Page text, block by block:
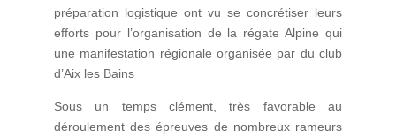
préparation logistique ont vu se concrétiser leurs
efforts pour l’organisation de la régate Alpine qui
une manifestation régionale organisée par du club
d’Aix les Bains
Sous un temps clément, très favorable au
déroulement des épreuves de nombreux rameurs